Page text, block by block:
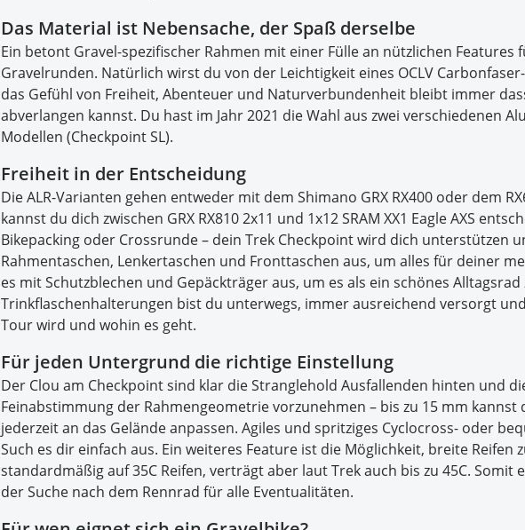
Das Material ist Nebensache, der Spaß derselbe
Ein betont Gravel-spezifischer Rahmen mit einer Fülle an nützlichen
Gravelrunden. Natürlich wirst du von der Leichtigkeit eines OCLV
das Gefühl von Freiheit, Abenteuer und Naturverbundenheit bleibt immer
abverlangen kannst. Du hast im Jahr 2021 die Wahl aus zwei verschiedenen
Modellen (Checkpoint SL).
Freiheit in der Entscheidung
Die ALR-Varianten gehen entweder mit dem Shimano GRX RX400 oder dem
kannst du dich zwischen GRX RX810 2x11 und 1x12 SRAM XX1 Eagle AXS
Bikepacking oder Crossrunde – dein Trek Checkpoint wird dich unterstützen
Rahmentaschen, Lenkertaschen und Fronttaschen aus, um alles für deiner
es mit Schutzblechen und Gepäckträger aus, um es als ein schönes
Trinkflaschenhalterungen bist du unterwegs, immer ausreichend versorgt
Tour wird und wohin es geht.
Für jeden Untergrund die richtige Einstellung
Der Clou am Checkpoint sind klar die Stranglehold Ausfallenden hinten und
Feinabstimmung der Rahmengeometrie vorzunehmen – bis zu 15 mm
jederzeit an das Gelände anpassen. Agiles und spritziges Cyclocross- oder
Such es dir einfach aus. Ein weiteres Feature ist die Möglichkeit, breite
standardmäßig auf 35C Reifen, verträgt aber laut Trek auch bis zu 45C.
der Suche nach dem Rennrad für alle Eventualitäten.